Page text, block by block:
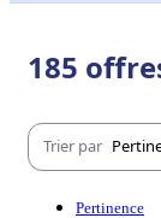
185
Trier par
Pertinence